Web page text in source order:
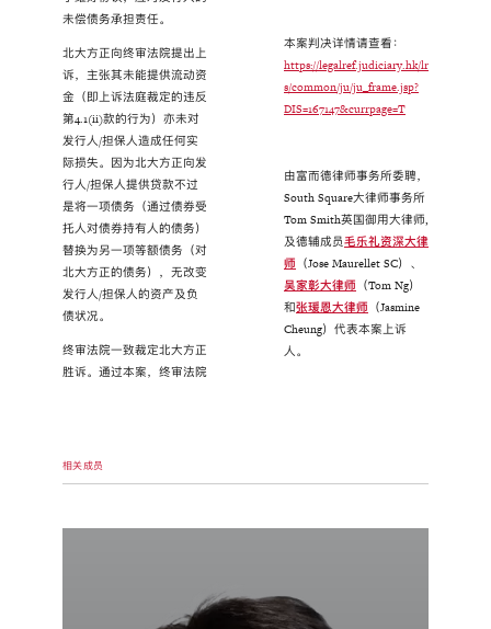
未偿债务承担责任。
北大方正向终审法院提出上
诉，主张其未能提供流动资
金（即上诉法庭裁定的违反
第4.1(ii)款的行为）亦未对
发行人/担保人造成任何实
际损失。因为北大方正向发
行人/担保人提供贷款不过
是将一项债务（通过债券受
托人对债券持有人的债务）
替换为另一项等额债务（对
北大方正的债务），无改变
发行人/担保人的资产及负
债状况。
终审法院一致裁定北大方正
胜诉。通过本案，终审法院
本案判决详情请查看：
https://legalref.judiciary.hk/lr
s/common/ju/ju_frame.jsp?
DIS=167147&currpage=T
由富而德律师事务所委聘，
South Square大律师事务所
Tom Smith英国御用大律师,
及德辅成员毛乐礼资深大律
师 （Jose Maurellet SC）、
吴家彰大律师 （Tom Ng）
和张瑗恩大律师 （Jasmine
Cheung）代表本案上诉
人。
相关成员